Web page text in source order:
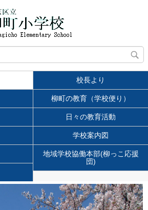
校長より
柳町の教育（学校便り）
日々の教育活動
学校案内図
地域学校協働本部(柳っこ応援
団)